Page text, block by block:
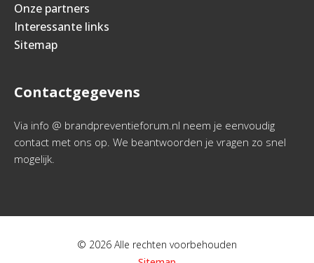
Onze partners
Interessante links
Sitemap
Contactgegevens
Via info @ brandpreventieforum.nl neem je eenvoudig
contact met ons op. We beantwoorden je vragen zo snel
mogelijk.
© 2026 Alle rechten voorbehouden